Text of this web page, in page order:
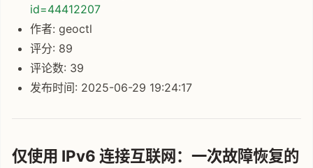
id=44412207
作者: geoctl
评分: 89
评论数: 39
发布时间: 2025-06-29 19:24:17
仅使用 IPv6 连接互联网：一次故障恢复的